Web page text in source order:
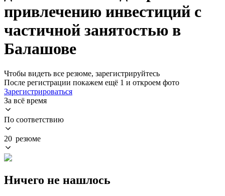
привлечению инвестиций с
частичной занятостью в
Балашове
Чтобы видеть все резюме, зарегистрируйтесь
После регистрации покажем ещё 1 и откроем фото
Зарегистрироваться
За всё время
По соответствию
20 резюме
Ничего не нашлось